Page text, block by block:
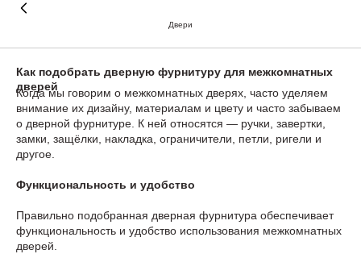
Двери
Как подобрать дверную фурнитуру для межкомнатных
дверей
Когда мы говорим о межкомнатных дверях, часто уделяем
внимание их дизайну, материалам и цвету и часто забываем
о дверной фурнитуре. К ней относятся — ручки, завертки,
замки, защёлки, накладка, ограничители, петли, ригели и
другое.
Функциональность и удобство
Правильно подобранная дверная фурнитура обеспечивает
функциональность и удобство использования межкомнатных
дверей.